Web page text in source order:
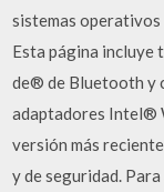
sistemas operativos
Esta página incluye
de® de Bluetooth y
adaptadores Intel®
versión más
y de seguridad.